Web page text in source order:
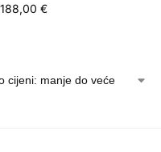
188,00 €